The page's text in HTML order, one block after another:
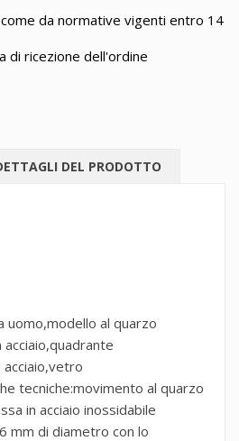
da normative vigenti entro 14
di ricezione dell'ordine
DEL PRODOTTO
uomo,modello al quarzo
tecniche:movimento al quarzo
in acciaio inossidabile
mm di diametro con lo